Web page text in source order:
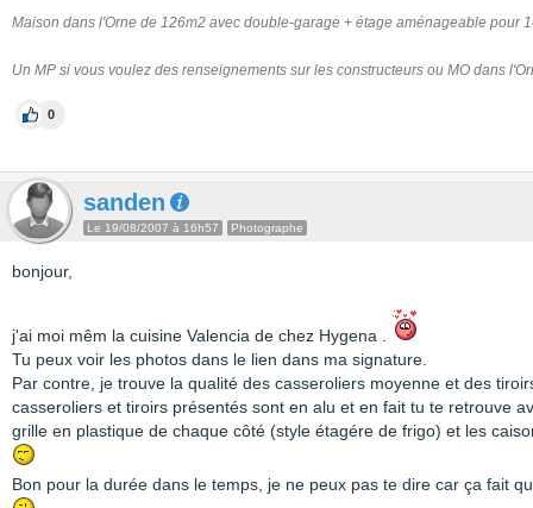
Maison dans l'Orne de 126m2 avec double-garage + étage aménageable pour
Un MP si vous voulez des renseignements sur les constructeurs ou MO dans
0
sanden
Le 19/08/2007 à 16h57 Photographe
bonjour,
j'ai moi mêm la cuisine Valencia de chez Hygena .
Tu peux voir les photos dans le lien dans ma signature.
Par contre, je trouve la qualité des casseroliers moyenne et des
casseroliers et tiroirs présentés sont en alu et en fait tu te retrouve
grille en plastique de chaque côté (style étagére de frigo) et les
Bon pour la durée dans le temps, je ne peux pas te dire car ça fait